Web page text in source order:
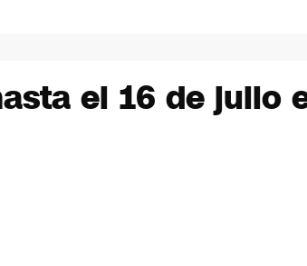
el 16 de julio